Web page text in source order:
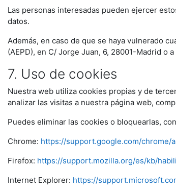
Las personas interesadas pueden ejercer
datos.
Además, en caso de que se haya vulnerado
(AEPD), en C/ Jorge Juan, 6, 28001-Madrid
7. Uso de cookies
Nuestra web utiliza cookies propias y de
analizar las visitas a nuestra página web,
Puedes eliminar las cookies o bloquearlas,
Chrome: https://support.google.com/chrome/
Firefox: https://support.mozilla.org/es/kb/
Internet Explorer: https://